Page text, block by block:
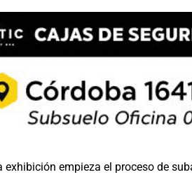
exhibición empieza el proceso de